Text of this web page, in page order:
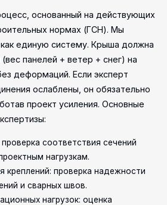
основанный на действующих
нормах (ГСН). Мы
единую систему. Крыша должна
панелей + ветер + снег) на
деформаций. Если эксперт
ослаблены, он обязательно
проект усиления. Основные
соответствия сечений
нагрузкам.
креплений: проверка надежности
и сварных швов.
нагрузок: оценка